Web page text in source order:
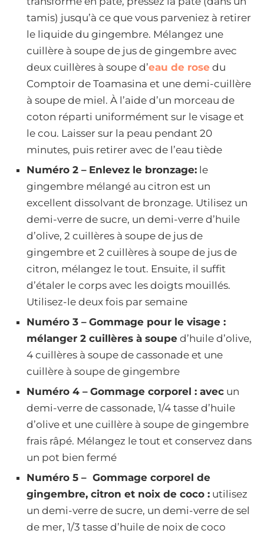
tamis) jusqu’à ce que vous parveniez à retirer
le liquide du gingembre. Mélangez une
cuillère à soupe de jus de gingembre avec
deux cuillères à soupe d’eau de rose du
Comptoir de Toamasina et une demi-cuillère
à soupe de miel. À l’aide d’un morceau de
coton réparti uniformément sur le visage et
le cou. Laisser sur la peau pendant 20
minutes, puis retirer avec de l’eau tiède
Numéro 2 – Enlevez le bronzage: le
gingembre mélangé au citron est un
excellent dissolvant de bronzage. Utilisez un
demi-verre de sucre, un demi-verre d’huile
d’olive, 2 cuillères à soupe de jus de
gingembre et 2 cuillères à soupe de jus de
citron, mélangez le tout. Ensuite, il suffit
d’étaler le corps avec les doigts mouillés.
Utilisez-le deux fois par semaine
Numéro 3 – Gommage pour le visage :
mélanger 2 cuillères à soupe d’huile d’olive,
4 cuillères à soupe de cassonade et une
cuillère à soupe de gingembre
Numéro 4 – Gommage corporel : avec un
demi-verre de cassonade, 1/4 tasse d’huile
d’olive et une cuillère à soupe de gingembre
frais râpé. Mélangez le tout et conservez dans
un pot bien fermé
Numéro 5 – Gommage corporel de
gingembre, citron et noix de coco : utilisez
un demi-verre de sucre, un demi-verre de sel
de mer, 1/3 tasse d’huile de noix de coco